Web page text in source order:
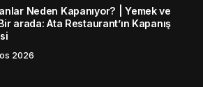
Neden Kapanıyor? | Yemek ve
arada: Ata Restaurant’ın Kapanış
2026